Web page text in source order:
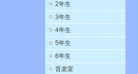
2年生
3年生
4年生
5年生
6年生
音楽室